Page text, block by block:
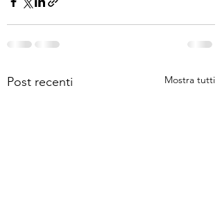
Post recenti Mostra tutti